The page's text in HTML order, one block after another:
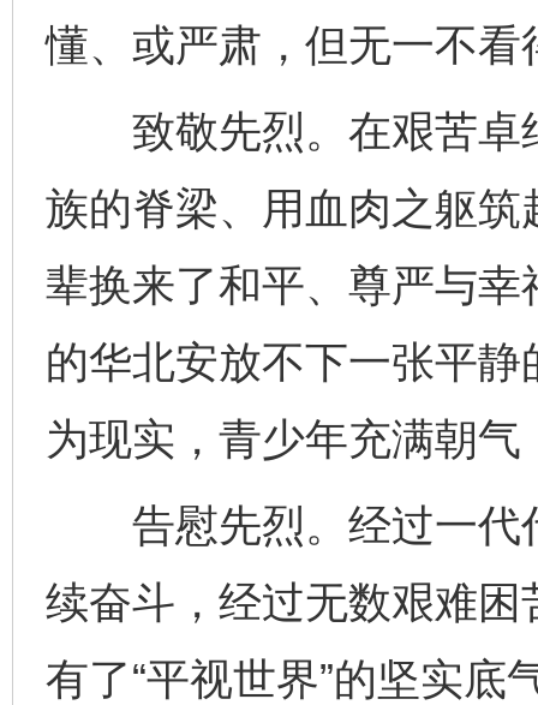
懂、或严肃，但无一不
致敬先烈。在艰苦卓
族的脊梁、用血肉之躯
辈换来了和平、尊严与
的华北安放不下一张平静
为现实，青少年充满朝
告慰先烈。经过一代
续奋斗，经过无数艰难
有了“平视世界”的坚实底